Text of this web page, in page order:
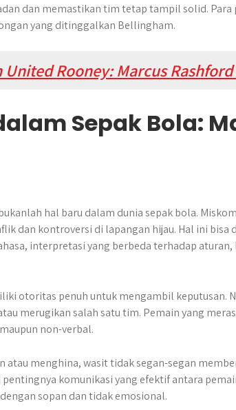
dan memastikan tim tetap tampil solid. Para
yang ditinggalkan Bellingham.
United Rooney: Marcus
Sepak Bola:
hal baru dalam dunia sepak bola.
dan kontroversi di lapangan hijau. Hal ini bisa
interpretasi yang berbeda terhadap aturan,
otoritas penuh untuk mengambil keputusan.
merugikan salah satu tim. Pemain yang
non-verbal.
menghina, wasit tidak segan-segan
komunikasi yang efektif antara
sopan dan tidak emosional.